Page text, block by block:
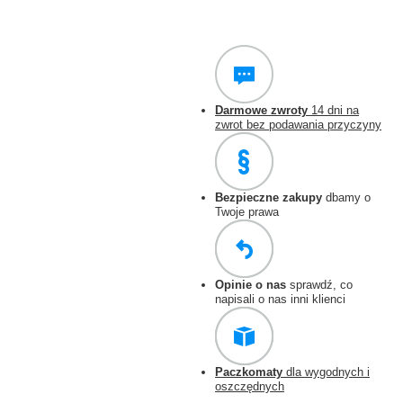
Darmowe zwroty 14 dni na
zwrot bez podawania przyczyny
Bezpieczne zakupy dbamy o
Twoje prawa
Opinie o nas sprawdź, co
napisali o nas inni klienci
Paczkomaty dla wygodnych i
oszczędnych